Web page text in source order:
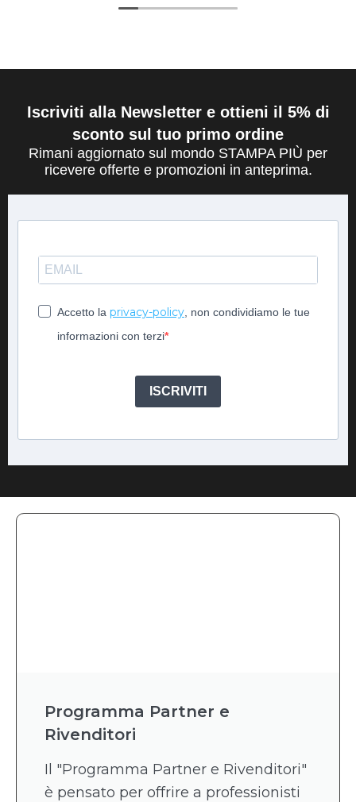
Iscriviti alla Newsletter e ottieni il 5% di
sconto sul tuo primo ordine
Rimani aggiornato sul mondo STAMPA PIÙ per
ricevere offerte e promozioni in anteprima.
Accetto la privacy-policy , non condividiamo le tue
informazioni con terzi
ISCRIVITI
Programma Partner e
Rivenditori
Il "Programma Partner e Rivenditori"
è pensato per offrire a professionisti